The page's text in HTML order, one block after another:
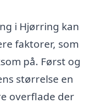
i Hjørring kan
faktorer, som
på. Først og
størrelse en
overflade der